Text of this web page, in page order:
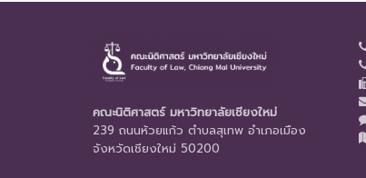
คณะนิติศาสตร์ มหาวิทยาลัยเชียงใหม่
239 ถนนห้วยแก้ว ตำบลสุเทพ อำเภอเมือง
จังหวัดเชียงใหม่ 50200